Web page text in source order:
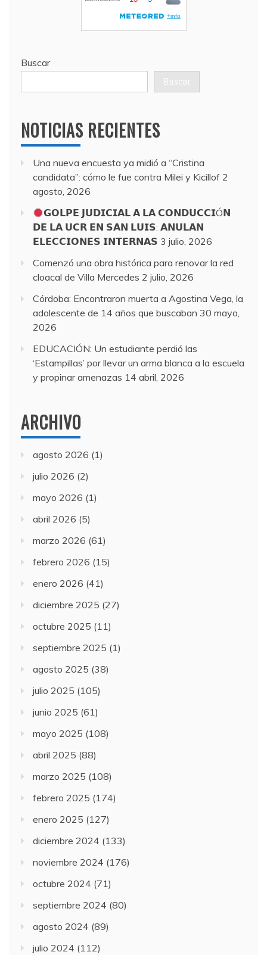
Buscar
Buscar
NOTICIAS RECIENTES
Una nueva encuesta ya midió a “Cristina
candidata”: cómo le fue contra Milei y Kicillof 2
agosto, 2026
𝗚𝗢𝗟𝗣𝗘 𝗝𝗨𝗗𝗜𝗖𝗜𝗔𝗟 𝗔 𝗟𝗔 𝗖𝗢𝗡𝗗𝗨𝗖𝗖𝗜Ó𝗡
𝗗𝗘 𝗟𝗔 𝗨𝗖𝗥 𝗘𝗡 𝗦𝗔𝗡 𝗟𝗨𝗜𝗦: 𝗔𝗡𝗨𝗟𝗔𝗡
𝗘𝗟𝗘𝗖𝗖𝗜𝗢𝗡𝗘𝗦 𝗜𝗡𝗧𝗘𝗥𝗡𝗔𝗦 3 julio, 2026
Comenzó una obra histórica para renovar la red
cloacal de Villa Mercedes 2 julio, 2026
Córdoba: Encontraron muerta a Agostina Vega, la
adolescente de 14 años que buscaban 30 mayo,
2026
EDUCACIÓN: Un estudiante perdió las
‘Estampillas’ por llevar un arma blanca a la escuela
y propinar amenazas 14 abril, 2026
ARCHIVO
agosto 2026 (1)
julio 2026 (2)
mayo 2026 (1)
abril 2026 (5)
marzo 2026 (61)
febrero 2026 (15)
enero 2026 (41)
diciembre 2025 (27)
octubre 2025 (11)
septiembre 2025 (1)
agosto 2025 (38)
julio 2025 (105)
junio 2025 (61)
mayo 2025 (108)
abril 2025 (88)
marzo 2025 (108)
febrero 2025 (174)
enero 2025 (127)
diciembre 2024 (133)
noviembre 2024 (176)
octubre 2024 (71)
septiembre 2024 (80)
agosto 2024 (89)
julio 2024 (112)